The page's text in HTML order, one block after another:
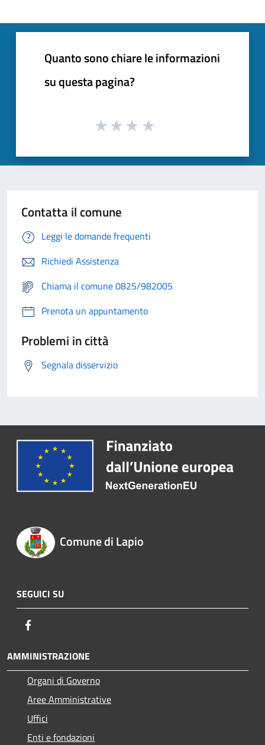
Quanto sono chiare le informazioni
su questa pagina?
Contatta il comune
Leggi le domande frequenti
Richiedi Assistenza
Chiama il comune 0825/982005
Prenota un appuntamento
Problemi in città
Segnala disservizio
Comune di Lapio
SEGUICI SU
AMMINISTRAZIONE
Organi di Governo
Aree Amministrative
Uffici
Enti e fondazioni